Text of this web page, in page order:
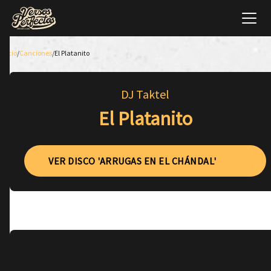
Inicio/Canciones/El Platanito
DJ Taktel
El Platanito
VER DISCO 'ARRUGAS EN EL CHÁNDAL'